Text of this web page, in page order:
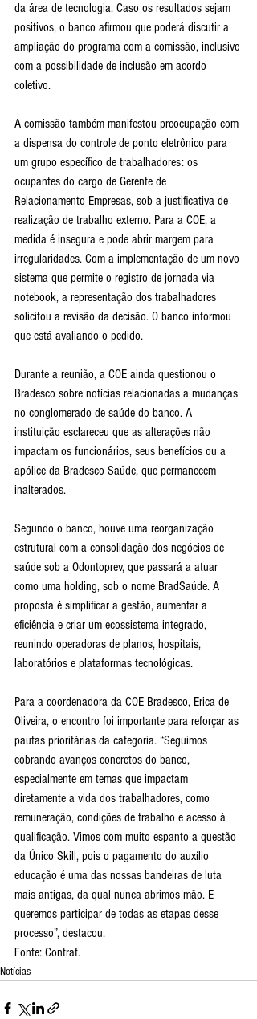
da área de tecnologia. Caso os resultados sejam
positivos, o banco afirmou que poderá discutir a
ampliação do programa com a comissão, inclusive
com a possibilidade de inclusão em acordo
coletivo.
A comissão também manifestou preocupação com
a dispensa do controle de ponto eletrônico para
um grupo específico de trabalhadores: os
ocupantes do cargo de Gerente de
Relacionamento Empresas, sob a justificativa de
realização de trabalho externo. Para a COE, a
medida é insegura e pode abrir margem para
irregularidades. Com a implementação de um novo
sistema que permite o registro de jornada via
notebook, a representação dos trabalhadores
solicitou a revisão da decisão. O banco informou
que está avaliando o pedido.
Durante a reunião, a COE ainda questionou o
Bradesco sobre notícias relacionadas a mudanças
no conglomerado de saúde do banco. A
instituição esclareceu que as alterações não
impactam os funcionários, seus benefícios ou a
apólice da Bradesco Saúde, que permanecem
inalterados.
Segundo o banco, houve uma reorganização
estrutural com a consolidação dos negócios de
saúde sob a Odontoprev, que passará a atuar
como uma holding, sob o nome BradSaúde. A
proposta é simplificar a gestão, aumentar a
eficiência e criar um ecossistema integrado,
reunindo operadoras de planos, hospitais,
laboratórios e plataformas tecnológicas.
Para a coordenadora da COE Bradesco, Erica de
Oliveira, o encontro foi importante para reforçar as
pautas prioritárias da categoria. “Seguimos
cobrando avanços concretos do banco,
especialmente em temas que impactam
diretamente a vida dos trabalhadores, como
remuneração, condições de trabalho e acesso à
qualificação. Vimos com muito espanto a questão
da Único Skill, pois o pagamento do auxílio
educação é uma das nossas bandeiras de luta
mais antigas, da qual nunca abrimos mão. E
queremos participar de todas as etapas desse
processo”, destacou.
Fonte: Contraf.
Notícias